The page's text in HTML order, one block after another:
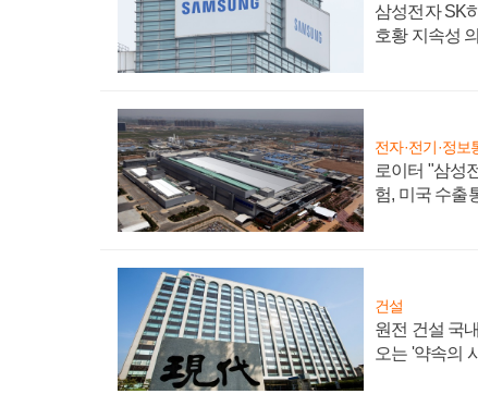
삼성전자 SK
호황 지속성
전자·전기·정보
로이터 "삼성
험, 미국 수출
건설
원전 건설 국
오는 '약속의